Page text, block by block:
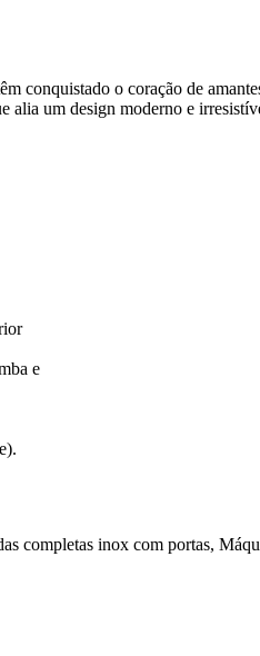
conquistado o coração de
um design moderno e
e
completas inox com portas,